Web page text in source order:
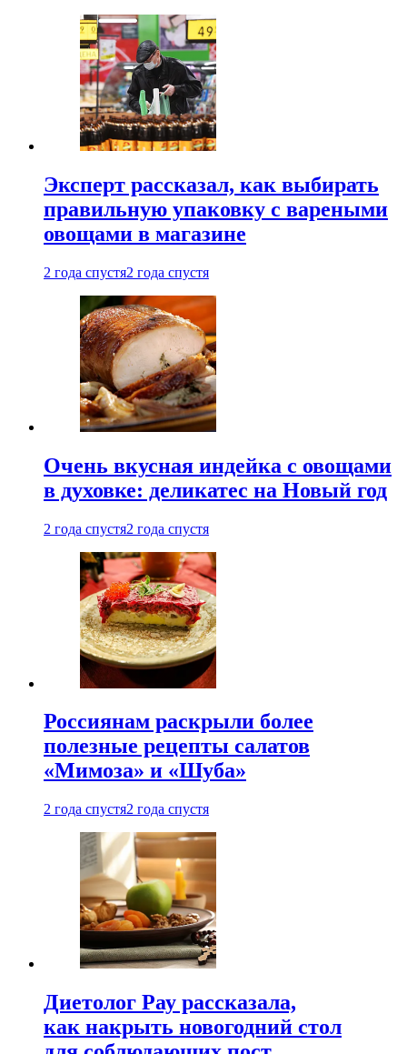
Эксперт рассказал, как выбирать
правильную упаковку с вареными
овощами в магазине
2 года спустя2 года спустя
Очень вкусная индейка с овощами
в духовке: деликатес на Новый год
2 года спустя2 года спустя
Россиянам раскрыли более
полезные рецепты салатов
«Мимоза» и «Шуба»
2 года спустя2 года спустя
Диетолог Рау рассказала,
как накрыть новогодний стол